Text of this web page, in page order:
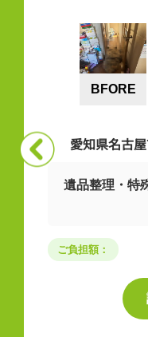
名古屋市の特殊清掃・
・特殊清掃・木の伐採
約